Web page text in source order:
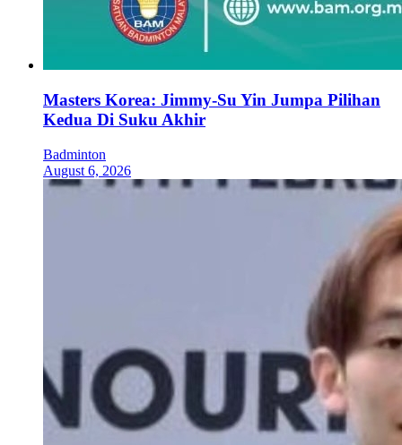
Masters Korea: Jimmy-Su Yin Jumpa Pilihan
Kedua Di Suku Akhir
Badminton
August 6, 2026